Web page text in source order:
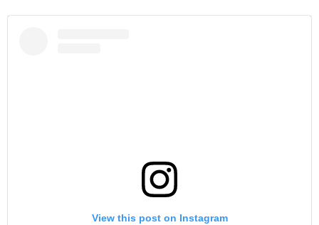
View this post on Instagram